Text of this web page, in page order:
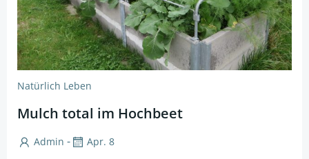
Natürlich Leben
Mulch total im Hochbeet
Admin - Apr. 8